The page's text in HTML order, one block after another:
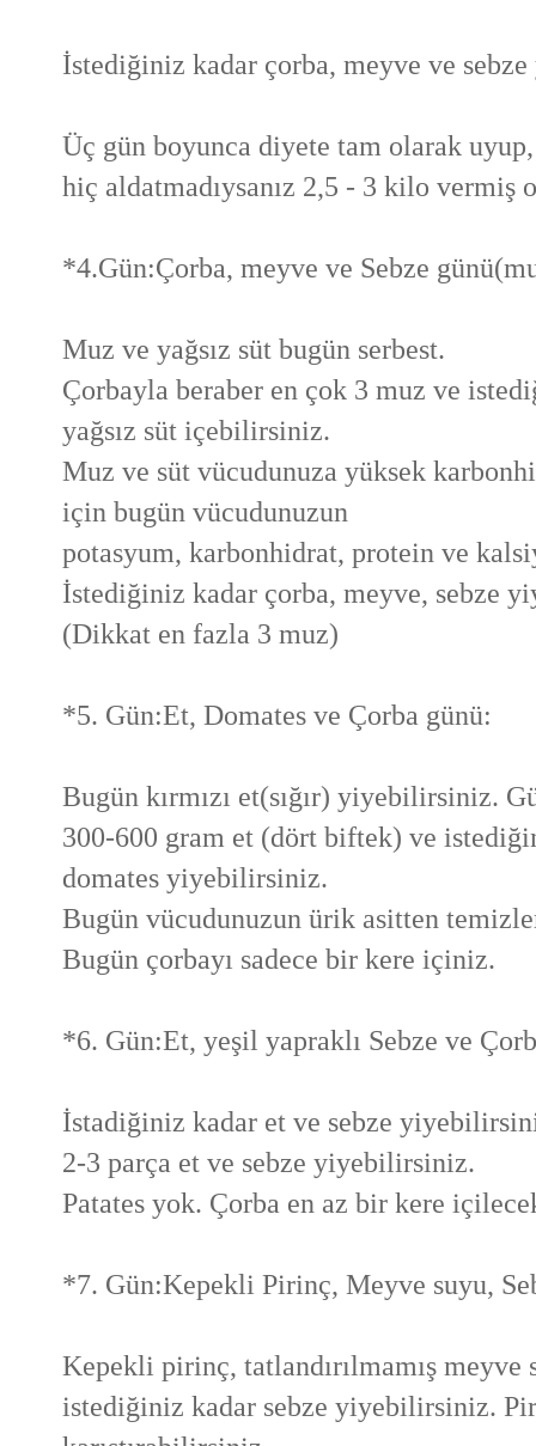
İstediğiniz kadar çorba, meyve ve
Üç gün boyunca diyete tam olarak
hiç aldatmadıysanız 2,5 - 3 kilo vermiş
*4.Gün:Çorba, meyve ve Sebze
Muz ve yağsız süt bugün serbest.
Çorbayla beraber en çok 3 muz ve
yağsız süt içebilirsiniz.
Muz ve süt vücudunuza yüksek
için bugün vücudunuzun
potasyum, karbonhidrat, protein ve
İstediğiniz kadar çorba, meyve, sebze
(Dikkat en fazla 3 muz)
*5. Gün:Et, Domates ve Çorba günü:
Bugün kırmızı et(sığır) yiyebilirsiniz.
300-600 gram et (dört biftek) ve
domates yiyebilirsiniz.
Bugün vücudunuzun ürik asitten
Bugün çorbayı sadece bir kere içiniz.
*6. Gün:Et, yeşil yapraklı Sebze ve
İstadiğiniz kadar et ve sebze
2-3 parça et ve sebze yiyebilirsiniz.
Patates yok. Çorba en az bir kere
*7. Gün:Kepekli Pirinç, Meyve suyu,
Kepekli pirinç, tatlandırılmamış meyve
istediğiniz kadar sebze yiyebilirsiniz.